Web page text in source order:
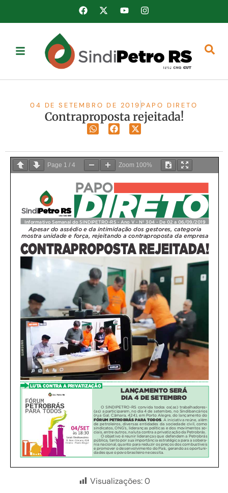
04 DE SETEMBRO DE 2019 PAPO DIRETO
Contraproposta rejeitada!
Page 1 / 4 Zoom 100%
Visualizações:0